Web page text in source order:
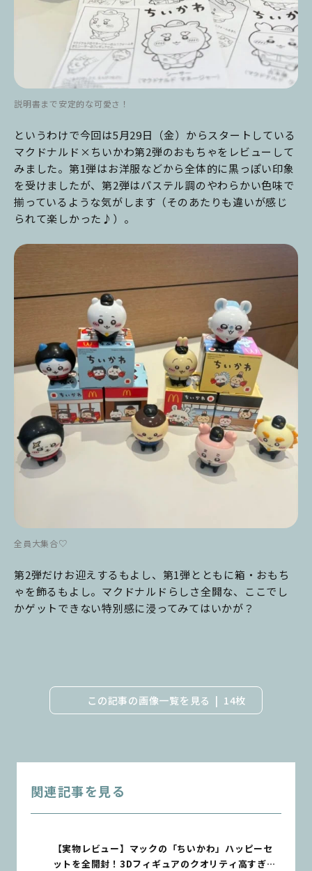
説明書まで安定的な可愛さ！
というわけで今回は5月29日（金）からスタートしている
マクドナルド×ちいかわ第2弾のおもちゃをレビューして
みました。第1弾はお洋服などから全体的に黒っぽい印象
を受けましたが、第2弾はパステル調のやわらかい色味で
揃っているような気がします（そのあたりも違いが感じ
られて楽しかった♪）。
全員大集合♡
第2弾だけお迎えするもよし、第1弾とともに箱・おもち
ゃを飾るもよし。マクドナルドらしさ全開な、ここでし
かゲットできない特別感に浸ってみてはいかが？
この記事の画像一覧を見る 14枚
関連記事を見る
【実物レビュー】マックの「ちいかわ」ハッピーセ
ットを全開封！3Dフィギュアのクオリティ高すぎて